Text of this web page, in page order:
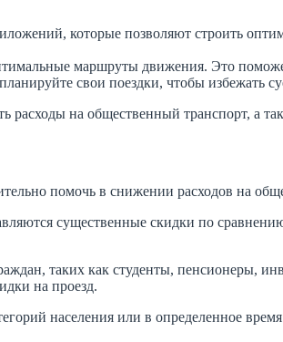
которые позволяют строить
маршруты движения. Это
свои поездки, чтобы
расходы на общественный транспорт, а
помочь в снижении расходов на
существенные скидки по
таких как студенты, пенсионеры,
на проезд.
населения или в определенное